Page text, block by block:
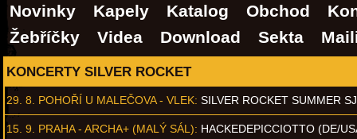
Novinky Kapely Katalog Obchod
Žebříčky
Videa Download Sekta
KONCERTY SILVER ROCKET
29. 8. POHOŘÍ U MALEČOVA - VLEK: SILVER ROCKET SUMMER
15. 9. PRAHA - ARCHA+ (MALÝ SÁL): HACKEDEPICCIOTTO (DE/